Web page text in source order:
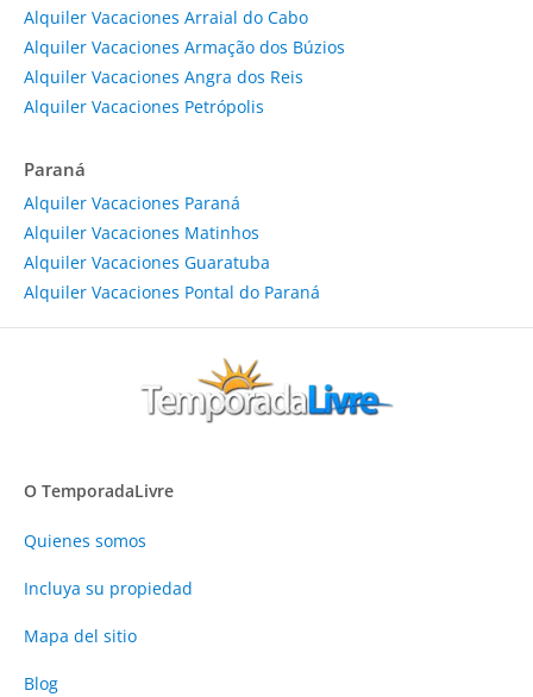
Alquiler Vacaciones Arraial do Cabo
Alquiler Vacaciones Armação dos Búzios
Alquiler Vacaciones Angra dos Reis
Alquiler Vacaciones Petrópolis
Paraná
Alquiler Vacaciones Paraná
Alquiler Vacaciones Matinhos
Alquiler Vacaciones Guaratuba
Alquiler Vacaciones Pontal do Paraná
O TemporadaLivre
Quienes somos
Incluya su propiedad
Mapa del sitio
Blog